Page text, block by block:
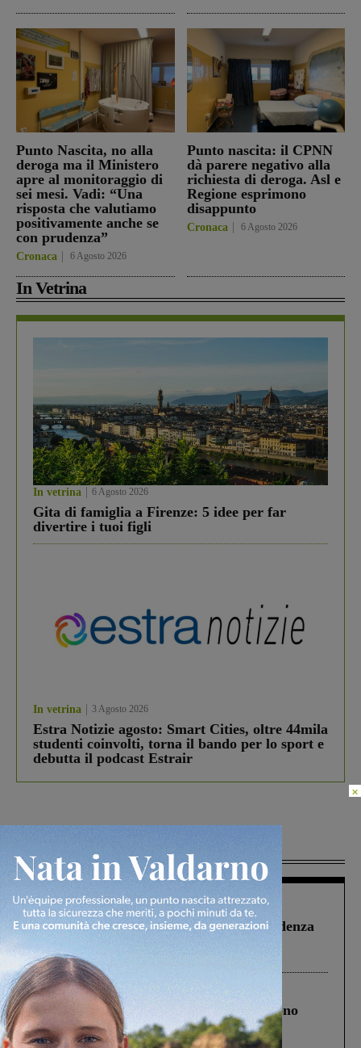
Punto Nascita, no alla
deroga ma il Ministero
apre al monitoraggio di
sei mesi. Vadi: “Una
risposta che valutiamo
positivamente anche se
con prudenza”
Cronaca 6 Agosto 2026
Punto nascita: il CPNN
dà parere negativo alla
richiesta di deroga. Asl e
Regione esprimono
disappunto
Cronaca 6 Agosto 2026
In Vetrina
In vetrina 6 Agosto 2026
Gita di famiglia a Firenze: 5 idee per far
divertire i tuoi figli
In vetrina 3 Agosto 2026
Estra Notizie agosto: Smart Cities, oltre 44mila
studenti coinvolti, torna il bando per lo sport e
debutta il podcast Estrair
Più lette
Figline Incisa Valdarno 1 Agosto 2026
Piscina di Figline finanziata oltre la scadenza
Pnrr, il gruppo di Fratelli d’Italia: “Un
ringraziamento al Governo”
Cronaca 4 Agosto 2026
Un anno fa la strage in A1 in cui morirono
Gianni, Giulia e Franco. Lo schianto, il
processo, lo stop ai sorpassi fra tir....
×